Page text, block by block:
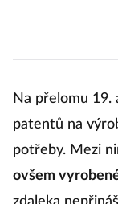
Na přelomu 19.
patentů na
potřeby. Mezi
ovšem